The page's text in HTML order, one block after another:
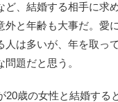
ど、結婚する相手に求
外と年齢も大事だ。愛
人は多いが、年を取っ
題だと思う。
20歳の女性と結婚する